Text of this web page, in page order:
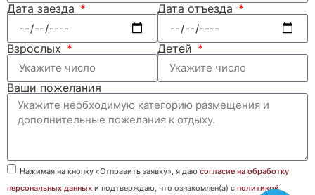
Дата заезда Дата отъезда
Взрослых Детей
Ваши пожелания
Нажимая на кнопку «Отправить заявку», я даю согласие на обработку
персональных данных и подтверждаю, что ознакомлен(а) с политикой